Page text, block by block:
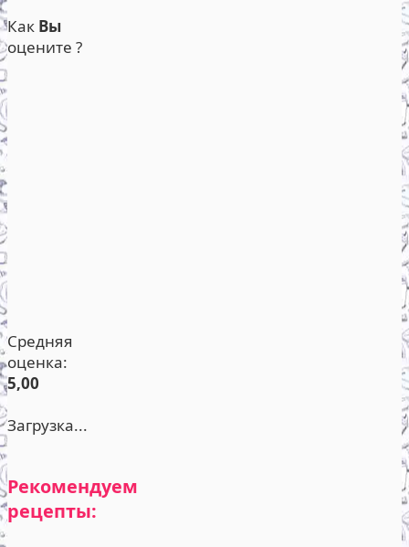
Как Вы
оцените ?
Средняя
оценка:
5,00
Загрузка...
Рекомендуем
рецепты: